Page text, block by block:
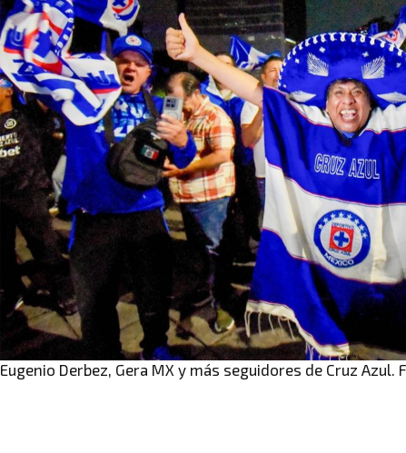
Eugenio Derbez, Gera MX y más seguidores de Cruz Azul.